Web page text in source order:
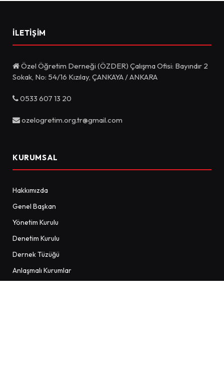
İLETIŞIM
Özel Öğretim Derneği (ÖZDER) Çalışma Ofisi: Bayındır 2
Sokak, No: 54/16 Kızılay, ÇANKAYA / ANKARA
0533 607 13 20
ozelogretim.org.tr@gmail.com
KURUMSAL
Hakkımızda
Genel Başkan
Yönetim Kurulu
Denetim Kurulu
Dernek Tüzüğü
Anlaşmalı Kurumlar